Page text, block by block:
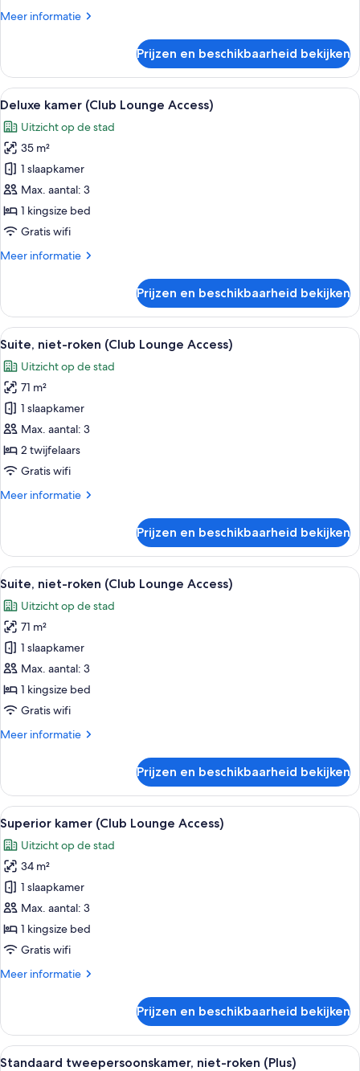
Lounge
Meer informatie
Meer
Twin
kamer,
niet-
(Club
Lounge
Access)
Prijzen en beschikbaarheid bekijken
Alle
foto's
voor
Deluxe
kamer
(Club
Lounge
Access)
Een hotelkamer met een bed, een
14
Deluxe kamer (Club Lounge Access)
Uitzicht op de stad
35 m²
1 slaapkamer
Max. aantal: 3
1 kingsize bed
Gratis wifi
Meer informatie
Meer
kamer
(Club
Lounge
Prijzen en beschikbaarheid bekijken
Alle
foto's
voor
Suite,
niet-
roken
(Club
Lounge
laden
Een hotelkamer met twee bedden,
16
Suite, niet-roken (Club Lounge Access)
Uitzicht op de stad
71 m²
1 slaapkamer
Max. aantal: 3
2 twijfelaars
Gratis wifi
Meer informatie
Meer
niet-
roken
(Club
Access)
Prijzen en beschikbaarheid bekijken
Alle
foto's
voor
Suite,
niet-
roken
(Club
Lounge
laden
Hotelkamer met een groot bed, een
17
Suite, niet-roken (Club Lounge Access)
Uitzicht op de stad
71 m²
1 slaapkamer
Max. aantal: 3
1 kingsize bed
Gratis wifi
Meer informatie
Meer
niet-
roken
(Club
Lounge
Access)
Prijzen en beschikbaarheid bekijken
Alle
foto's
voor
Superior
kamer
(Club
Lounge
Access)
Een hotelkamer met een groot bed,
11
Superior kamer (Club Lounge Access)
Uitzicht op de stad
34 m²
1 slaapkamer
Max. aantal: 3
1 kingsize bed
Gratis wifi
Meer informatie
Meer
kamer
(Club
Lounge
Prijzen en beschikbaarheid bekijken
Alle
Hotelkamer met een groot bed, een
8
Standaard tweepersoonskamer, niet-roken (Plus)